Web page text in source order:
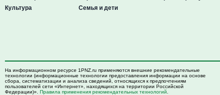
Культура
Семья и дети
На информационном ресурсе 1PNZ.ru применяются внешние рекомендательные
технологии (информационные технологии предоставления информации на основе
сбора, систематизации и анализа сведений, относящихся к предпочтениям
пользователей сети «Интернет», находящихся на территории Российской
Федерации)». Правила применения рекомендательных технологий